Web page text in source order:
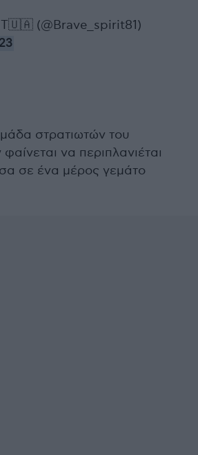
(@Brave_spirit81)
στρατιωτών του
φαίνεται να περιπλανιέται
σε ένα μέρος γεμάτο